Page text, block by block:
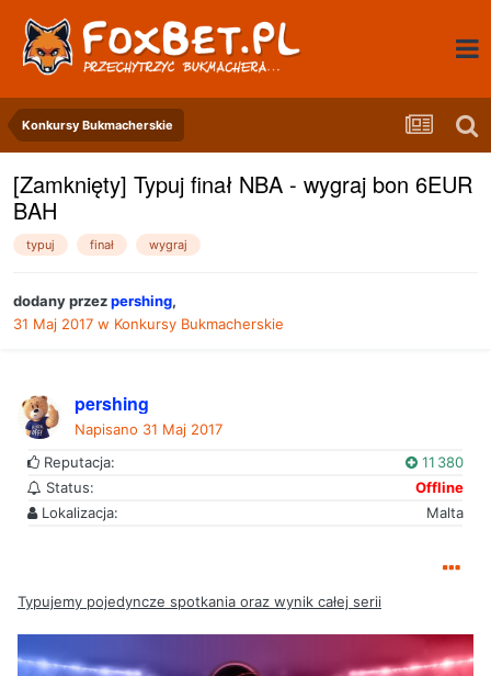
Konkursy Bukmacherskie
[Zamknięty] Typuj finał NBA - wygraj bon 6EUR
BAH
typuj finał wygraj
dodany przezpershing,
31 Maj 2017 w Konkursy Bukmacherskie
pershing
Napisano 31 Maj 2017
Reputacja:
11 380
Status:
Offline
Lokalizacja:
Malta
Typujemy pojedyncze spotkania oraz wynik całej serii